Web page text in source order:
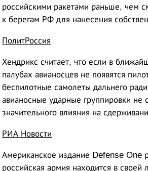
российскими ракетами раньше, чем
к берегам РФ для нанесения
ПолитРоссия
Хендрикс считает, что если в
палубах авианосцев не появятся
беспилотные самолеты дальнего
авианосные ударные группировки не
значительного влияния на
РИА Новости
Американское издание Defense One
российская армия находится в